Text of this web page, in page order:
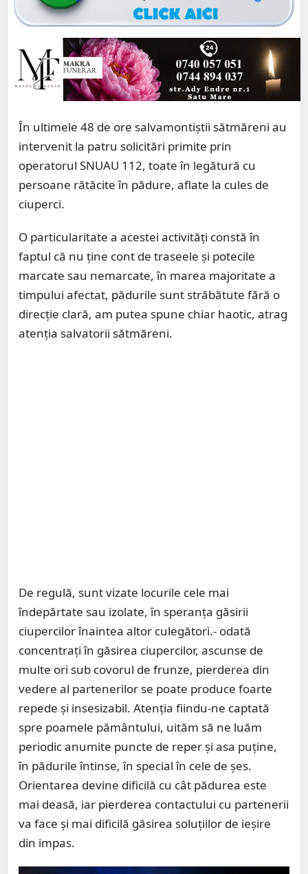
În ultimele 48 de ore salvamontiștii sătmăreni au
intervenit la patru solicitări primite prin
operatorul SNUAU 112, toate în legătură cu
persoane rătăcite în pădure, aflate la cules de
ciuperci.
O particularitate a acestei activități constă în
faptul că nu ține cont de traseele și potecile
marcate sau nemarcate, în marea majoritate a
timpului afectat, pădurile sunt străbătute fără o
direcție clară, am putea spune chiar haotic, atrag
atenția salvatorii sătmăreni.
De regulă, sunt vizate locurile cele mai
îndepărtate sau izolate, în speranța găsirii
ciupercilor înaintea altor culegători.- odată
concentrați în găsirea ciupercilor, ascunse de
multe ori sub covorul de frunze, pierderea din
vedere al partenerilor se poate produce foarte
repede și insesizabil. Atenția fiindu-ne captată
spre poamele pământului, uităm să ne luăm
periodic anumite puncte de reper și asa puține,
în pădurile întinse, în special în cele de șes.
Orientarea devine dificilă cu cât pădurea este
mai deasă, iar pierderea contactului cu partenerii
va face și mai dificilă găsirea soluțiilor de ieșire
din impas.